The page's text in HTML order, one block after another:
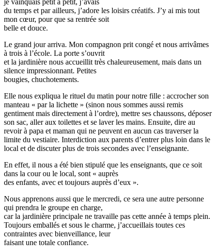
du temps et par ailleurs, j’adore les loisirs créatifs. J’y ai mis tout
mon cœur, pour que sa rentrée soit
belle et douce.
Le grand jour arriva. Mon compagnon prit congé et nous arrivâmes
à trois à l’école. La porte s’ouvrit
et la jardinière nous accueillit très chaleureusement, mais dans un
silence impressionnant. Petites
bougies, chuchotements.
Elle nous expliqua le rituel du matin pour notre fille : accrocher son
manteau « par la lichette » (sinon nous sommes aussi remis
gentiment mais directement à l’ordre), mettre ses chaussons, déposer
son sac, aller aux toilettes et se laver les mains. Ensuite, dire au
revoir à papa et maman qui ne peuvent en aucun cas traverser la
limite du vestiaire. Interdiction aux parents d’entrer plus loin dans le
local et de discuter plus de trois secondes avec l’enseignante.
En effet, il nous a été bien stipulé que les enseignants, que ce soit
dans la cour ou le local, sont « auprès
des enfants, avec et toujours auprès d’eux ».
Nous apprenons aussi que le mercredi, ce sera une autre personne
qui prendra le groupe en charge,
car la jardinière principale ne travaille pas cette année à temps plein.
Toujours emballés et sous le charme, j’accueillais toutes ces
contraintes avec bienveillance, leur
faisant une totale confiance.